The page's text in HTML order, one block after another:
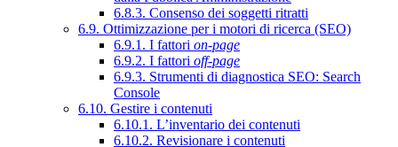
6.8.3. Consenso dei soggetti ritratti
6.9. Ottimizzazione per i motori di ricerca (SEO)
6.9.1. I fattori on-page
6.9.2. I fattori off-page
6.9.3. Strumenti di diagnostica SEO: Search
Console
6.10. Gestire i contenuti
6.10.1. L’inventario dei contenuti
6.10.2. Revisionare i contenuti